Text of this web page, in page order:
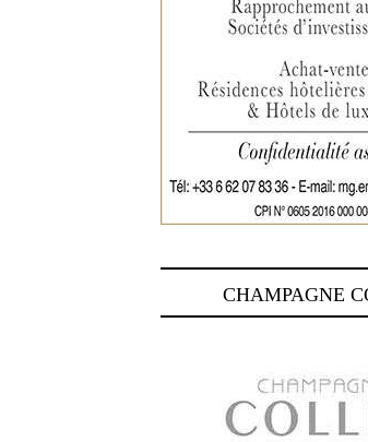
CHAMPAGNE